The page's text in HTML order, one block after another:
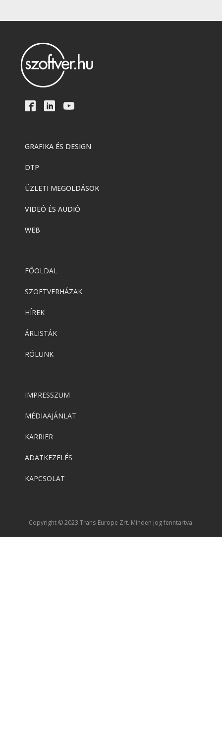
GRAFIKA ÉS DESIGN
DTP
ÜZLETI MEGOLDÁSOK
VIDEÓ ÉS AUDIÓ
WEB
FŐOLDAL
SZOFTVERHÁZAK
HÍREK
ÁRLISTÁK
RÓLUNK
IMPRESSZUM
MÉDIAAJÁNLAT
KARRIER
ADATKEZELÉS
KAPCSOLAT
Copyright © 2023 Trans-Europe Zrt. Minden jog fenntartva.